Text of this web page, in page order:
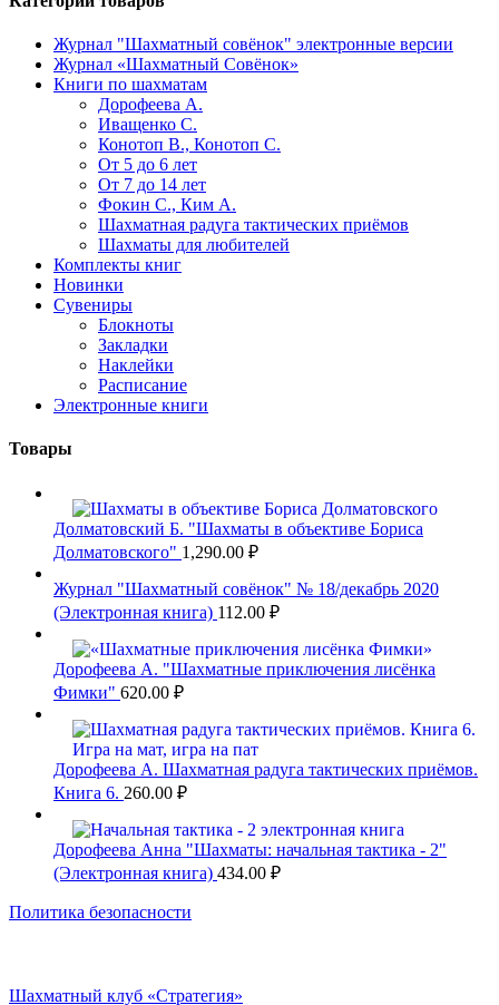
Журнал "Шахматный совёнок" электронные версии
Журнал «Шахматный Совёнок»
Книги по шахматам
Дорофеева А.
Иващенко С.
Конотоп В., Конотоп С.
От 5 до 6 лет
От 7 до 14 лет
Фокин С., Ким А.
Шахматная радуга тактических приёмов
Шахматы для любителей
Комплекты книг
Новинки
Сувениры
Блокноты
Закладки
Наклейки
Расписание
Электронные книги
Товары
Долматовский Б. "Шахматы в объективе Бориса
Долматовского" 1,290.00 ₽
Журнал "Шахматный совёнок" № 18/декабрь 2020
(Электронная книга) 112.00 ₽
Дорофеева А. "Шахматные приключения лисёнка
Фимки" 620.00 ₽
Дорофеева А. Шахматная радуга тактических приёмов.
Книга 6. 260.00 ₽
Дорофеева Анна "Шахматы: начальная тактика - 2"
(Электронная книга) 434.00 ₽
Политика безопасности
Шахматный клуб «Стратегия»